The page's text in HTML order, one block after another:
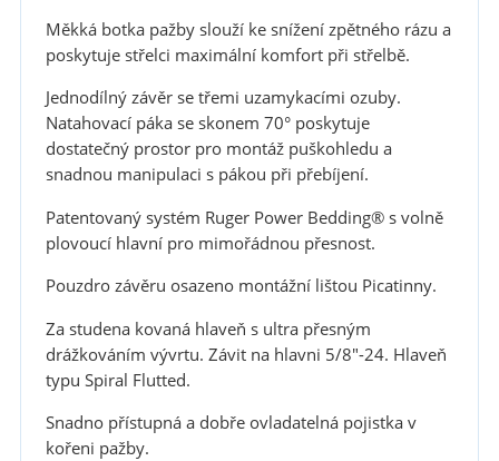
Měkká botka pažby slouží ke snížení zpětného rázu a
poskytuje střelci maximální komfort při střelbě.
Jednodílný závěr se třemi uzamykacími ozuby.
Natahovací páka se skonem 70° poskytuje
dostatečný prostor pro montáž puškohledu a
snadnou manipulaci s pákou při přebíjení.
Patentovaný systém Ruger Power Bedding® s volně
plovoucí hlavní pro mimořádnou přesnost.
Pouzdro závěru osazeno montážní lištou Picatinny.
Za studena kovaná hlaveň s ultra přesným
drážkováním vývrtu. Závit na hlavni 5/8"-24. Hlaveň
typu Spiral Flutted.
Snadno přístupná a dobře ovladatelná pojistka v
kořeni pažby.